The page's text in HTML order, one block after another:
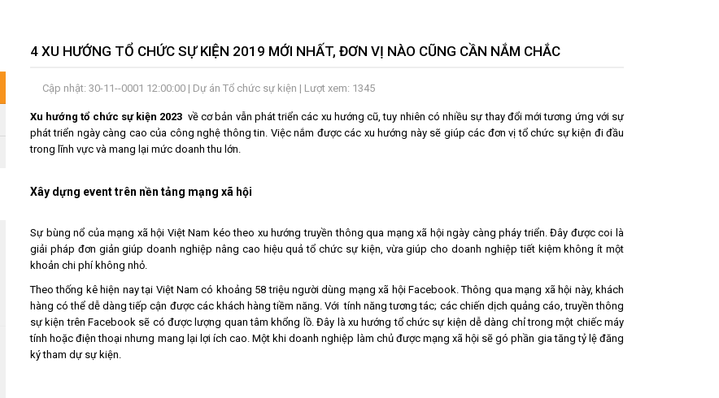
4 XU HƯỚNG TỔ CHỨC SỰ KIỆN 2019 MỚI NHẤT, ĐƠN VỊ NÀO CŨNG CẦN NẮM CHẮC
Cập nhật: 30-11--0001 12:00:00 | Dự án Tổ chức sự kiện | Lượt xem: 1345
Xu hướng tổ chức sự kiện 2023 về cơ bản vẫn phát triển các xu hướng cũ, tuy nhiên có nhiều sự thay đổi mới tương ứng với sự
phát triển ngày càng cao của công nghệ thông tin. Việc nắm được các xu hướng này sẽ giúp các đơn vị tổ chức sự kiện đi đầu
trong lĩnh vực và mang lại mức doanh thu lớn.
Xây dựng event trên nền tảng mạng xã hội
Sự bùng nổ của mạng xã hội Việt Nam kéo theo xu hướng truyền thông qua mạng xã hội ngày càng pháy triển. Đây được coi là
giải pháp đơn giản giúp doanh nghiệp nâng cao hiệu quả tổ chức sự kiện, vừa giúp cho doanh nghiệp tiết kiệm không ít một
khoản chi phí không nhỏ.
Theo thống kê hiện nay tại Việt Nam có khoảng 58 triệu người dùng mạng xã hội Facebook. Thông qua mạng xã hội này, khách
hàng có thể dễ dàng tiếp cận được các khách hàng tiềm năng. Với tính năng tương tác; các chiến dịch quảng cáo, truyền thông
sự kiện trên Facebook sẽ có được lượng quan tâm khổng lồ. Đây là xu hướng tổ chức sự kiện dễ dàng chỉ trong một chiếc máy
tính hoặc điện thoại nhưng mang lại lợi ích cao. Một khi doanh nghiệp làm chủ được mạng xã hội sẽ gó phần gia tăng tỷ lệ đăng
ký tham dự sự kiện.